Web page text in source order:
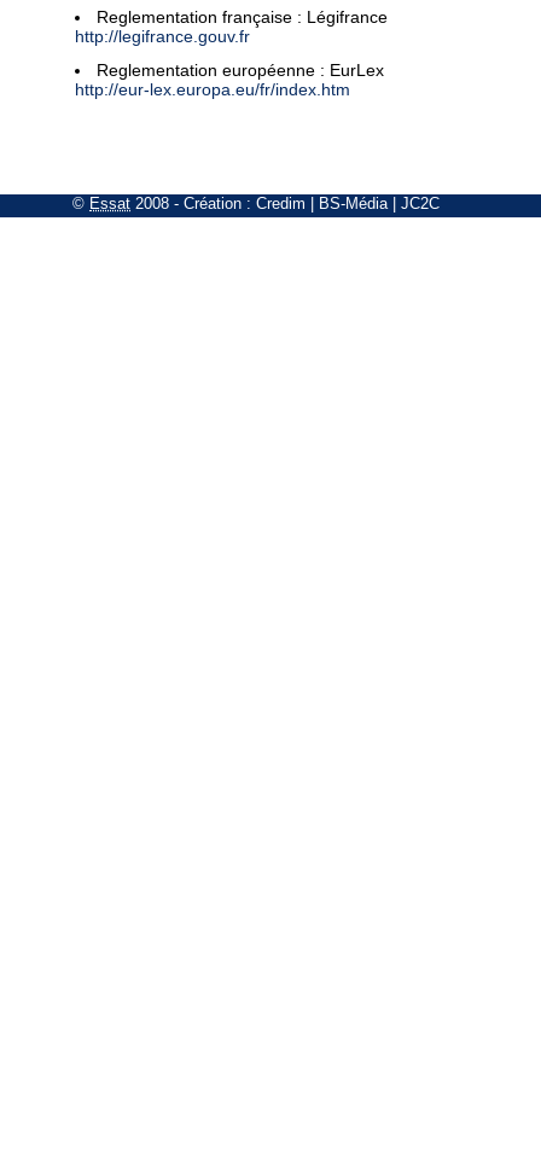
Reglementation française : Légifrance
http://legifrance.gouv.fr
Reglementation européenne : EurLex
http://eur-lex.europa.eu/fr/index.htm
© Essat 2008 - Création : Credim | BS-Média | JC2C